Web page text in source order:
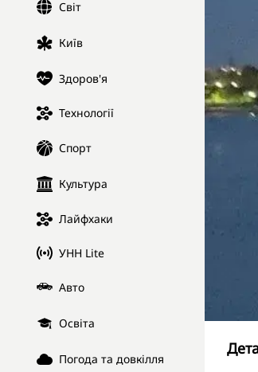
Світ
Київ
Здоров'я
Технології
Спорт
Культура
Лайфхаки
УНН Lite
Авто
Освіта
Погода та довкілля